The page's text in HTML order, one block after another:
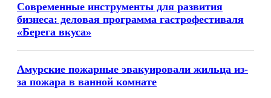
Современные инструменты для развития
бизнеса: деловая программа гастрофестиваля
«Берега вкуса»
Амурские пожарные эвакуировали жильца из-
за пожара в ванной комнате